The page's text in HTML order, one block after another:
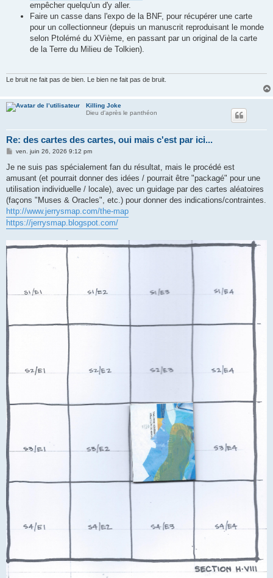
empêcher quelqu'un d'y aller.
Faire un casse dans l'expo de la BNF, pour récupérer une carte
pour un collectionneur (depuis un manuscrit reproduisant le monde
selon Ptolémé du XVième, en passant par un original de la carte
de la Terre du Milieu de Tolkien).
Le bruit ne fait pas de bien. Le bien ne fait pas de bruit.
Killing Joke
Dieu d'après le panthéon
Re: des cartes des cartes, oui mais c'est par ici...
M
s
a
g
ven. juin 26, 2026 9:12 pm
Je ne suis pas spécialement fan du résultat, mais le procédé est
amusant (et pourrait donner des idées / pourrait être "packagé" pour une
utilisation individuelle / locale), avec un guidage par des cartes aléatoires
(façons "Muses & Oracles", etc.) pour donner des indications/contraintes.
http://www.jerrysmap.com/the-map
https://jerrysmap.blogspot.com/